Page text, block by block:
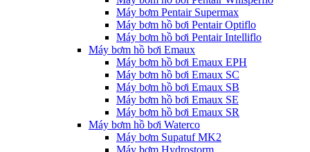
Máy bơm Pentair Supermax
Máy bơm hồ bơi Pentair Optiflo
Máy bơm hồ bơi Pentair Intelliflo
Máy bơm hồ bơi Emaux
Máy bơm hồ bơi Emaux EPH
Máy bơm hồ bơi Emaux SC
Máy bơm hồ bơi Emaux SB
Máy bơm hồ bơi Emaux SE
Máy bơm hồ bơi Emaux SR
Máy bơm hồ bơi Waterco
Máy bơm Supatuf MK2
Máy bơm Hydrostorm